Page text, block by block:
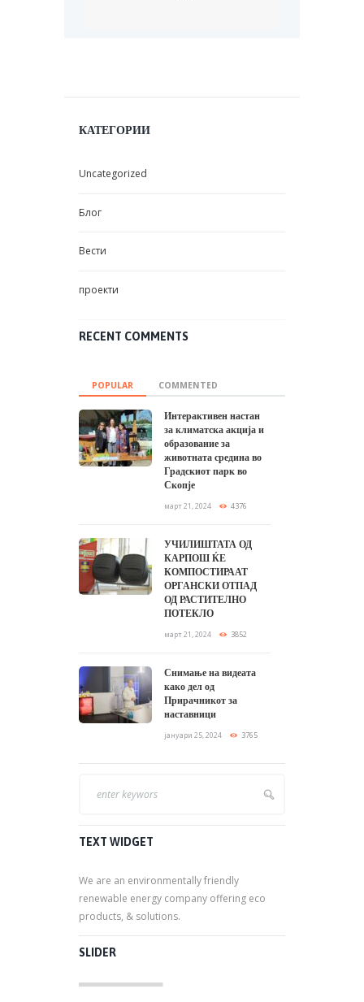
КАТЕГОРИИ
Uncategorized
Блог
Вести
проекти
RECENT COMMENTS
POPULAR COMMENTED
Интерактивен настан
за климатска акција и
образование за
животната средина во
Градскиот парк во
Скопје
март 21, 2024 4376
УЧИЛИШТАТА ОД
КАРПОШ ЌЕ
КОМПОСТИРААТ
ОРГАНСКИ ОТПАД
ОД РАСТИТЕЛНО
ПОТЕКЛО
март 21, 2024 3852
Снимање на видеата
како дел од
Прирачникот за
наставници
јануари 25, 2024 3765
TEXT WIDGET
We are an environmentally friendly
renewable energy company offering eco
products, & solutions.
SLIDER